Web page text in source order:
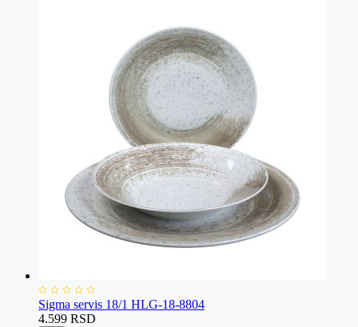
Sigma servis 18/1 HLG-18-8804
4.599 RSD